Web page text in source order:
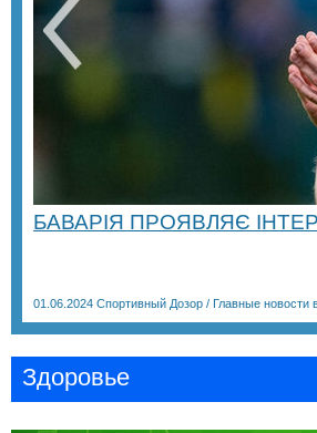
БАВАРІЯ ПРОЯВЛЯЄ
01.06.2024 Спортивный Дозор / Главные новости
Здоровье